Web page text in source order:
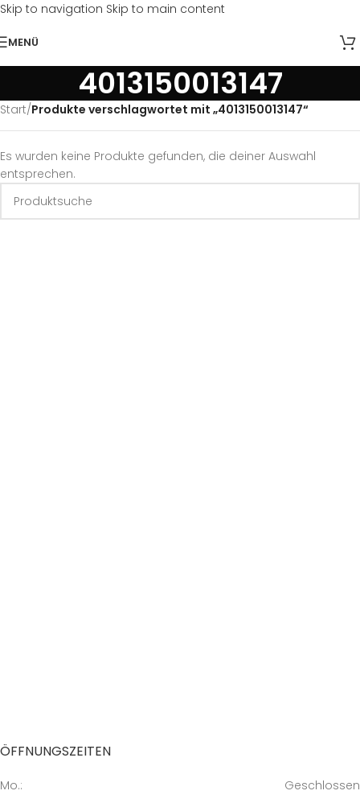
Skip to navigation Skip to main content
MENÜ
4013150013147
Start/Produkte verschlagwortet mit „4013150013147“
Es wurden keine Produkte gefunden, die deiner Auswahl
entsprechen.
ÖFFNUNGSZEITEN
Mo.: Geschlossen